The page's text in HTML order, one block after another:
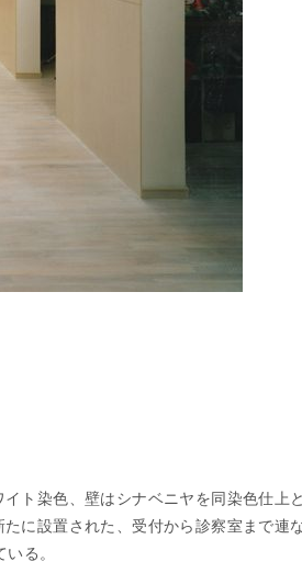
ト染色、壁はシナベニヤを同染色仕上
に設置された、受付から診察室まで連
る。